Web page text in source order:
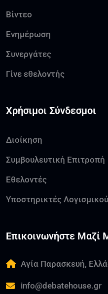
Βίντεο
Ενημέρωση
Συνεργάτες
Γίνε εθελοντής
Χρήσιμοι Σύνδεσμοι
Διοίκηση
Συμβουλευτική Επιτροπή
Εθελοντές
Υποστηρικτές
Επικοινωνήστε Μαζί
Αγία Παρασκευή,
info@debatehouse.gr